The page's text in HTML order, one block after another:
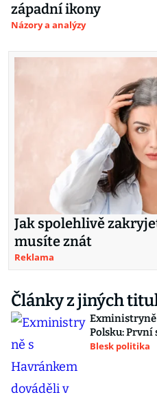
západní ikony
Názory a analýzy
Jak spolehlivě
musíte znát
Reklama
Články z jiných
Exministryně
Polsku: První
Blesk politika